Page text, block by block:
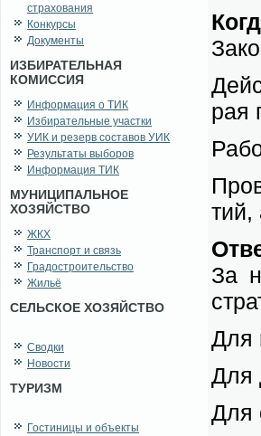
страхования
Конкурсы
Документы
ИЗБИРАТЕЛЬНАЯ
КОМИССИЯ
Информация о ТИК
Избирательные участки
УИК и резерв составов УИК
Результаты выборов
Информация ТИК
МУНИЦИПАЛЬНОЕ
ХОЗЯЙСТВО
ЖКХ
Транспорт и связь
Градостроительство
Жильё
СЕЛЬСКОЕ ХОЗЯЙСТВО
Сводки
Новости
ТУРИЗМ
Гостиницы и объекты
рая
тий,
За
Для
Для
Для